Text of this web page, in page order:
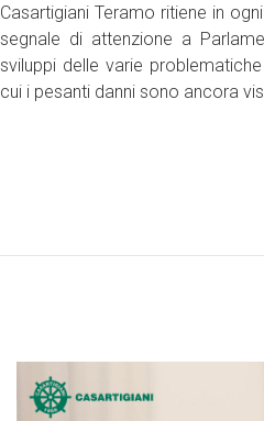
Casartigiani Teramo ritiene in
segnale di attenzione a
sviluppi delle varie
cui i pesanti danni sono ancora